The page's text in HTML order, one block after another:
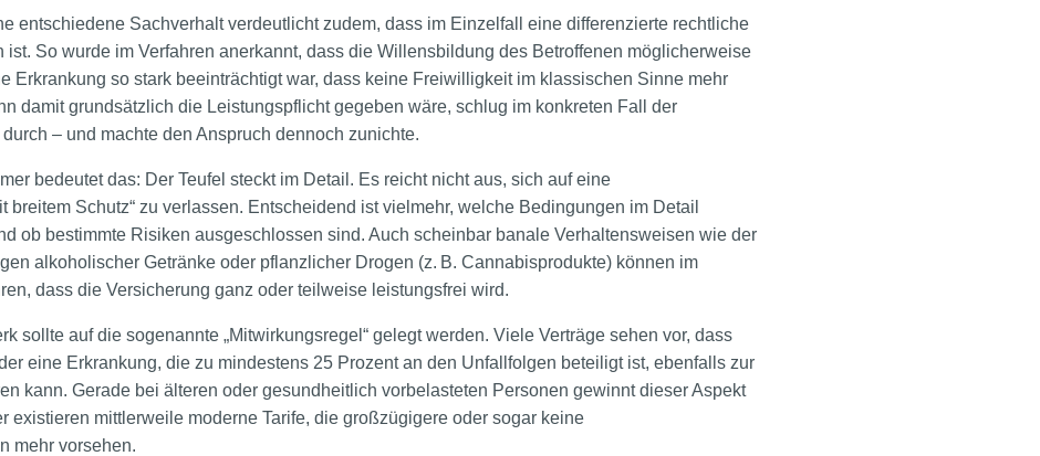
entschiedene Sachverhalt verdeutlicht zudem, dass im Einzelfall eine differenzierte rechtliche
ist. So wurde im Verfahren anerkannt, dass die Willensbildung des Betroffenen möglicherweise
Erkrankung so stark beeinträchtigt war, dass keine Freiwilligkeit im klassischen Sinne mehr
damit grundsätzlich die Leistungspflicht gegeben wäre, schlug im konkreten Fall der
– und machte den Anspruch dennoch zunichte.
bedeutet das: Der Teufel steckt im Detail. Es reicht nicht aus, sich auf eine
breitem Schutz“ zu verlassen. Entscheidend ist vielmehr, welche Bedingungen im Detail
ob bestimmte Risiken ausgeschlossen sind. Auch scheinbar banale Verhaltensweisen wie der
alkoholischer Getränke oder pflanzlicher Drogen (z. B. Cannabisprodukte) können im
dass die Versicherung ganz oder teilweise leistungsfrei wird.
sollte auf die sogenannte „Mitwirkungsregel“ gelegt werden. Viele Verträge sehen vor, dass
eine Erkrankung, die zu mindestens 25 Prozent an den Unfallfolgen beteiligt ist, ebenfalls zur
kann. Gerade bei älteren oder gesundheitlich vorbelasteten Personen gewinnt dieser Aspekt
existieren mittlerweile moderne Tarife, die großzügigere oder sogar keine
mehr vorsehen.